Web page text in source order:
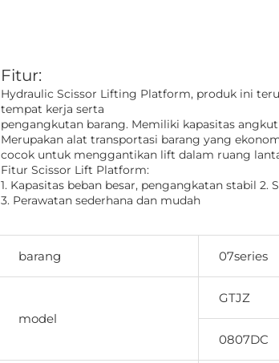
Fitur:
Hydraulic Scissor Lifting Platform, produk ini
tempat kerja serta
pengangkutan barang. Memiliki kapasitas
Merupakan alat transportasi barang yang
cocok untuk menggantikan lift dalam ruang
Fitur Scissor Lift Platform:
1. Kapasitas beban besar, pengangkatan stabil
3. Perawatan sederhana dan mudah
barang 07series
model
GTJZ
0807DC